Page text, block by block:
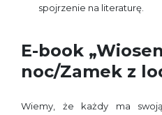
spojrzenie na literaturę.
E-book
noc/Zamek z
Wiemy, że każdy ma